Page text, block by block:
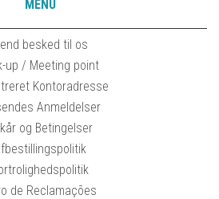
MENU
besked til os
up / Meeting point
Kontoradresse
Anmeldelser
og Betingelser
de Reclamações